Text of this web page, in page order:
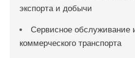
экспорта и добычи
Сервисное обслуживание
коммерческого транспорта